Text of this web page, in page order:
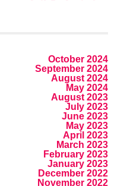
October 2024
September 2024
August 2024
May 2024
August 2023
July 2023
June 2023
May 2023
April 2023
March 2023
February 2023
January 2023
December 2022
November 2022